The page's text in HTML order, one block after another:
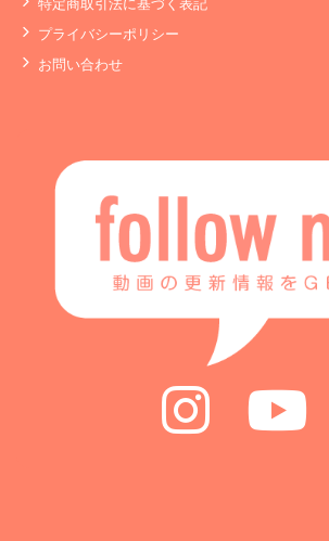
特定商取引法に基づく表記
プライバシーポリシー
お問い合わせ